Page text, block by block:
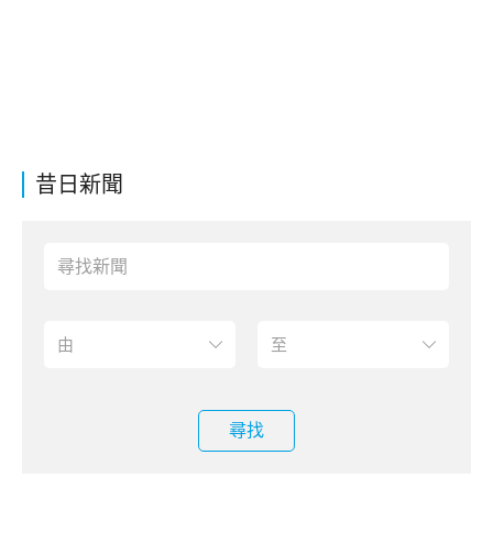
昔日新聞
尋找